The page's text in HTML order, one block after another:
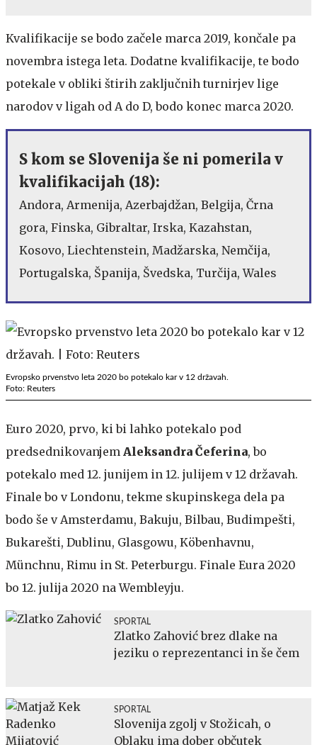
Kvalifikacije se bodo začele marca 2019, končale pa
novembra istega leta. Dodatne kvalifikacije, te bodo
potekale v obliki štirih zaključnih turnirjev lige
narodov v ligah od A do D, bodo konec marca 2020.
S kom se Slovenija še ni pomerila v
kvalifikacijah (18):
Andora, Armenija, Azerbajdžan, Belgija, Črna
gora, Finska, Gibraltar, Irska, Kazahstan,
Kosovo, Liechtenstein, Madžarska, Nemčija,
Portugalska, Španija, Švedska, Turčija, Wales
Evropsko prvenstvo leta 2020 bo potekalo kar v 12 državah.
Foto: Reuters
Euro 2020, prvo, ki bi lahko potekalo pod
predsednikovanjem Aleksandra Čeferina, bo
potekalo med 12. junijem in 12. julijem v 12 državah.
Finale bo v Londonu, tekme skupinskega dela pa
bodo še v Amsterdamu, Bakuju, Bilbau, Budimpešti,
Bukarešti, Dublinu, Glasgowu, Köbenhavnu,
Münchnu, Rimu in St. Peterburgu. Finale Eura 2020
bo 12. julija 2020 na Wembleyju.
SPORTAL
Zlatko Zahović brez dlake na
jeziku o reprezentanci in še čem
SPORTAL
Slovenija zgolj v Stožicah, o
Oblaku ima dober občutek